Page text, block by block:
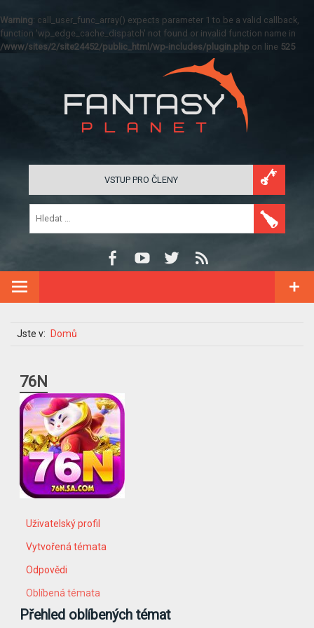
Warning: call_user_func_array() expects parameter 1 to be a valid callback,
function 'wp_edge_cache_dispatch' not found or invalid function name in
/www/sites/2/site24452/public_html/wp-includes/plugin.php on line 525
VSTUP PRO ČLENY
Jste v: Domů
76N
Uživatelský profil
Vytvořená témata
Odpovědi
Oblíbená témata
Přehled oblíbených témat